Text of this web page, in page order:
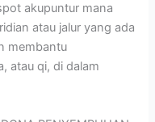
akupuntur mana
atau jalur yang ada
membantu
atau qi, di dalam